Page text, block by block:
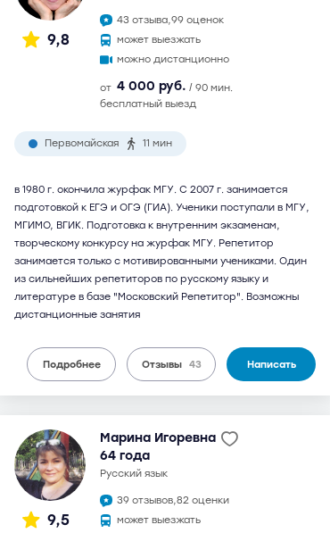
9,8
43 отзыва,99 оценок
может выезжать
можно дистанционно
от 4 000 руб. / 90 мин.
бесплатный выезд
Первомайская 11 мин
в 1980 г. окончила журфак МГУ. С 2007 г. занимается
подготовкой к ЕГЭ и ОГЭ (ГИА). Ученики поступали в МГУ,
МГИМО, ВГИК. Подготовка к внутренним экзаменам,
творческому конкурсу на журфак МГУ. Репетитор
занимается только с мотивированными учениками. Один
из сильнейших репетиторов по русскому языку и
литературе в базе "Московский Репетитор". Возможны
дистанционные занятия
Подробнее Отзывы 43 Написать
9,5
Марина Игоревна
64 года
русский язык
39 отзывов,82 оценки
может выезжать